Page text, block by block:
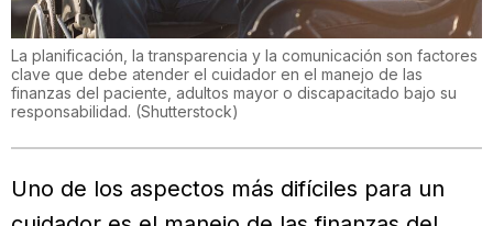
La planificación, la transparencia y la comunicación son factores
clave que debe atender el cuidador en el manejo de las
finanzas del paciente, adultos mayor o discapacitado bajo su
responsabilidad. (Shutterstock)
Uno de los aspectos más difíciles para un